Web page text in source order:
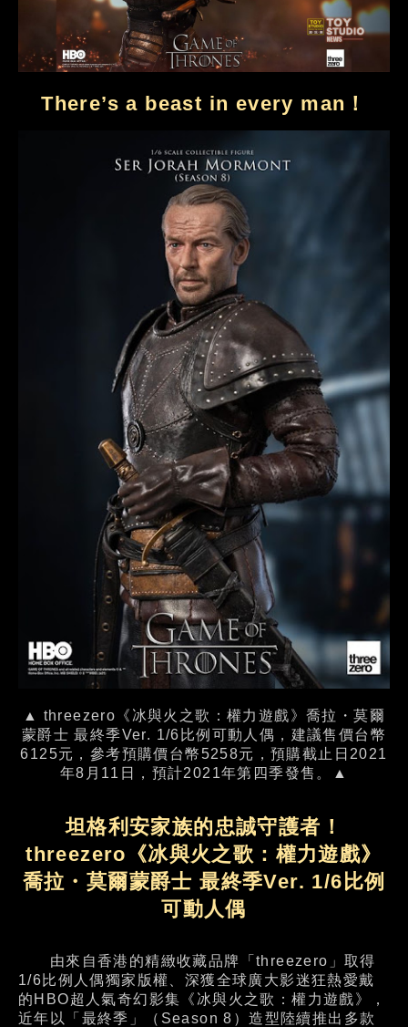
There’s a beast in every man！
▲ threezero《冰與火之歌：權力遊戲》喬拉・莫爾
蒙爵士 最終季Ver. 1/6比例可動人偶，建議售價台幣
6125元，參考預購價台幣5258元，預購截止日2021
年8月11日，預計2021年第四季發售。▲
坦格利安家族的忠誠守護者！
threezero《冰與火之歌：權力遊戲》
喬拉・莫爾蒙爵士 最終季Ver. 1/6比例
可動人偶
由來自香港的精緻收藏品牌「threezero」取得
1/6比例人偶獨家版權、深獲全球廣大影迷狂熱愛戴
的HBO超人氣奇幻影集《冰與火之歌：權力遊戲》，
近年以「最終季」（Season 8）造型陸續推出多款